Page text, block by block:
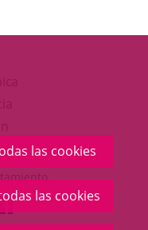
las cookies
las cookies
aplicación
externa.
ENLACE
A